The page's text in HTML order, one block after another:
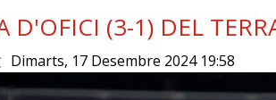
D'OFICI (3-1) DEL
Dimarts, 17 Desembre 2024 19:58